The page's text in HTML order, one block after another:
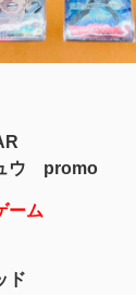
ウ promo
ーム
ド